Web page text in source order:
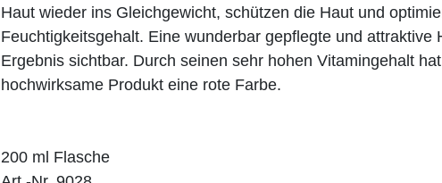
Haut wieder ins Gleichgewicht, schützen die Haut und
Feuchtigkeitsgehalt. Eine wunderbar gepflegte und attraktive
Ergebnis sichtbar. Durch seinen sehr hohen Vitamingehalt
hochwirksame Produkt eine rote Farbe.
200 ml Flasche